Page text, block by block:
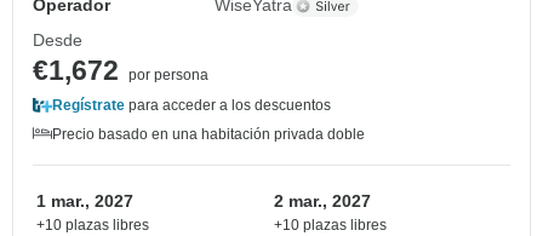
Operador
WiseYatra
Desde
€1,672
por persona
Regístrate para acceder a los descuentos
Precio basado en una habitación privada doble
1 mar., 2027
+10 plazas libres
2 mar., 2027
+10 plazas libres